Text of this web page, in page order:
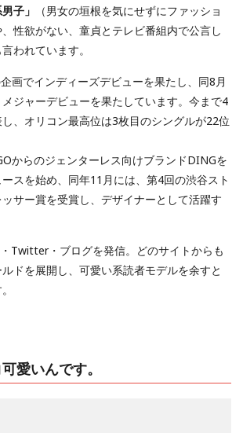
子」
（男女の垣根を気にせずにファッショ
性欲がない、童貞とテレビ番組内で公言し
われています。
画でインディーズデビューを果たし、同8月
ジャーデビューを果たしています。今まで4
、オリコン最高位は3枚目のシングルが22位
からのジェンターレス向けブランドDINGを
スを始め、同年11月には、第4回の渋谷スト
サー賞を受賞し、デザイナーとして活躍す
Twitter・ブログを発信。どのサイトからも
ドを展開し、可愛い系読者モデルを余すと
愛いんです。